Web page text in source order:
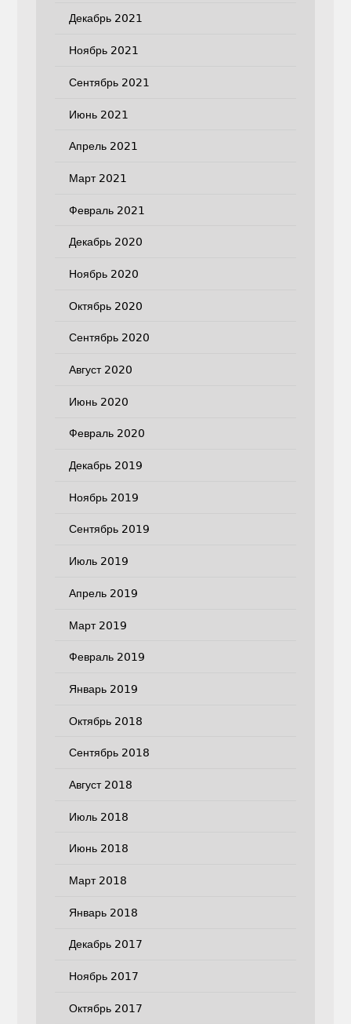
Декабрь 2021
Ноябрь 2021
Сентябрь 2021
Июнь 2021
Апрель 2021
Март 2021
Февраль 2021
Декабрь 2020
Ноябрь 2020
Октябрь 2020
Сентябрь 2020
Август 2020
Июнь 2020
Февраль 2020
Декабрь 2019
Ноябрь 2019
Сентябрь 2019
Июль 2019
Апрель 2019
Март 2019
Февраль 2019
Январь 2019
Октябрь 2018
Сентябрь 2018
Август 2018
Июль 2018
Июнь 2018
Март 2018
Январь 2018
Декабрь 2017
Ноябрь 2017
Октябрь 2017